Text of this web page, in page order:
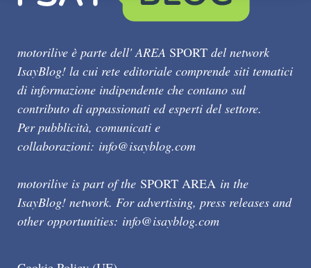
motorilive è parte dell' AREA SPORT del network
IsayBlog! la cui rete editoriale comprende siti tematici
di informazione indipendente che contano sul
contributo di appassionati ed esperti del settore.
Per pubblicità, comunicati e
collaborazioni: info@isayblog.com
motorilive is part of the SPORT AREA in the
IsayBlog! network. For advertising, press releases and
other opportunities: info@isayblog.com